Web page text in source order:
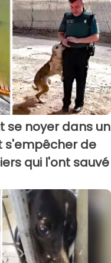
se noyer dans un
s'empêcher de
qui l'ont sauvé